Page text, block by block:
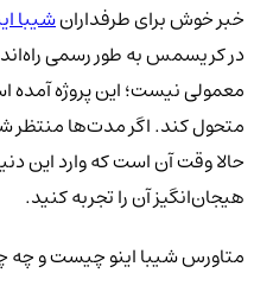
خبر خوش برای طرفدارانشیبا
در کریسمس به طور رسمی
معمولی نیست؛ این پروژه آمده
متحول کند. اگر مدت‌ها منتظر
حالا وقت آن است که وارد این
هیجان‌انگیز آن را تجربه کنید.
متاورس شیبا اینو چیست و چه